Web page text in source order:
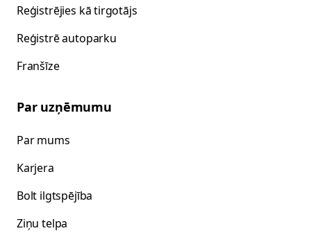
Reģistrējies kā tirgotājs
Reģistrē autoparku
Franšīze
Par uzņēmumu
Par mums
Karjera
Bolt ilgtspējība
Ziņu telpa